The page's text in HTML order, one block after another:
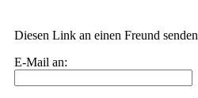
Diesen Link an einen Freund senden
E-Mail an: